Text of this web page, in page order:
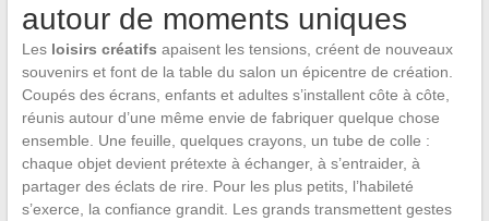
autour de moments uniques
Les loisirs créatifs apaisent les tensions, créent de nouveaux
souvenirs et font de la table du salon un épicentre de création.
Coupés des écrans, enfants et adultes s’installent côte à côte,
réunis autour d’une même envie de fabriquer quelque chose
ensemble. Une feuille, quelques crayons, un tube de colle :
chaque objet devient prétexte à échanger, à s’entraider, à
partager des éclats de rire. Pour les plus petits, l’habileté
s’exerce, la confiance grandit. Les grands transmettent gestes